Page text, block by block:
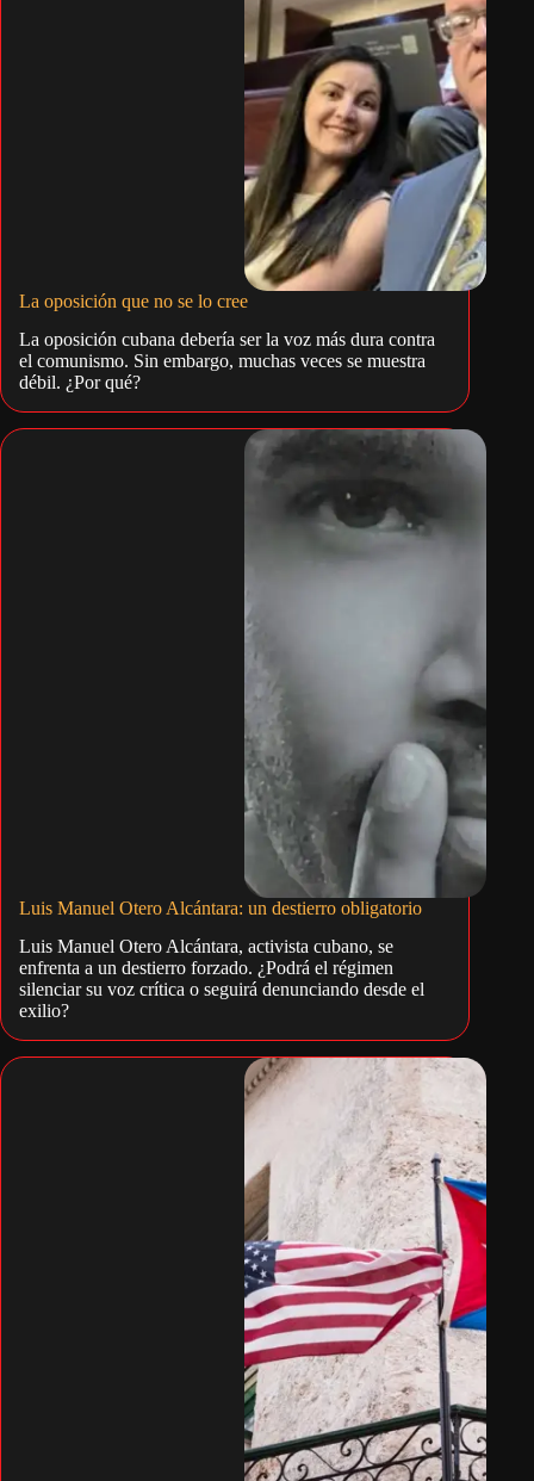
La oposición que no se lo cree
La oposición cubana debería ser la voz más dura contra
el comunismo. Sin embargo, muchas veces se muestra
débil. ¿Por qué?
Luis Manuel Otero Alcántara: un destierro obligatorio
Luis Manuel Otero Alcántara, activista cubano, se
enfrenta a un destierro forzado. ¿Podrá el régimen
silenciar su voz crítica o seguirá denunciando desde el
exilio?